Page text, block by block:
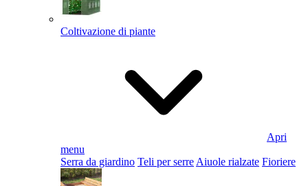
Coltivazione di piante
Apri
menu
Serra da giardino Teli per serre Aiuole rialzate Fioriere